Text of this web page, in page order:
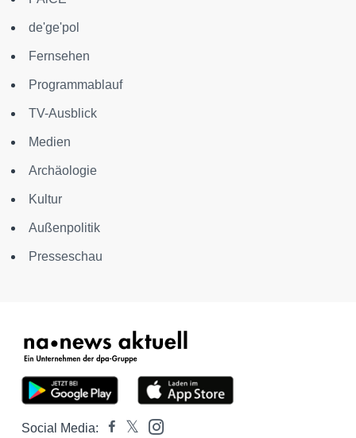
de'ge'pol
Fernsehen
Programmablauf
TV-Ausblick
Medien
Archäologie
Kultur
Außenpolitik
Presseschau
Social Media: